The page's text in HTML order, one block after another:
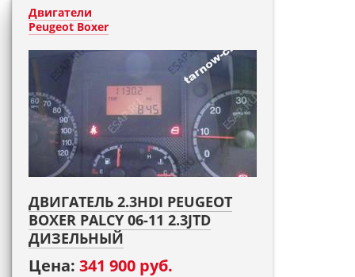
Двигатели
Peugeot Boxer
ДВИГАТЕЛЬ 2.3HDI PEUGEOT
BOXER PALCY 06-11 2.3JTD
ДИЗЕЛЬНЫЙ
Цена: 341 900 руб.